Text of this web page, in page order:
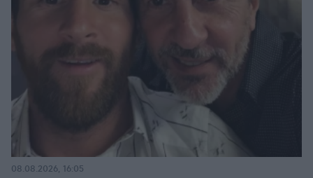
08.08.2026, 16:05